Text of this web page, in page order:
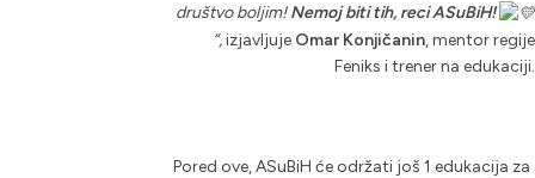
društvo boljim!Nemoj biti tih, reci ASuBiH!
“,izjavljuje Omar Konjičanin, mentor regije
Feniks i trener na edukaciji.
Pored ove, ASuBiH će održati još 1 edukacija za